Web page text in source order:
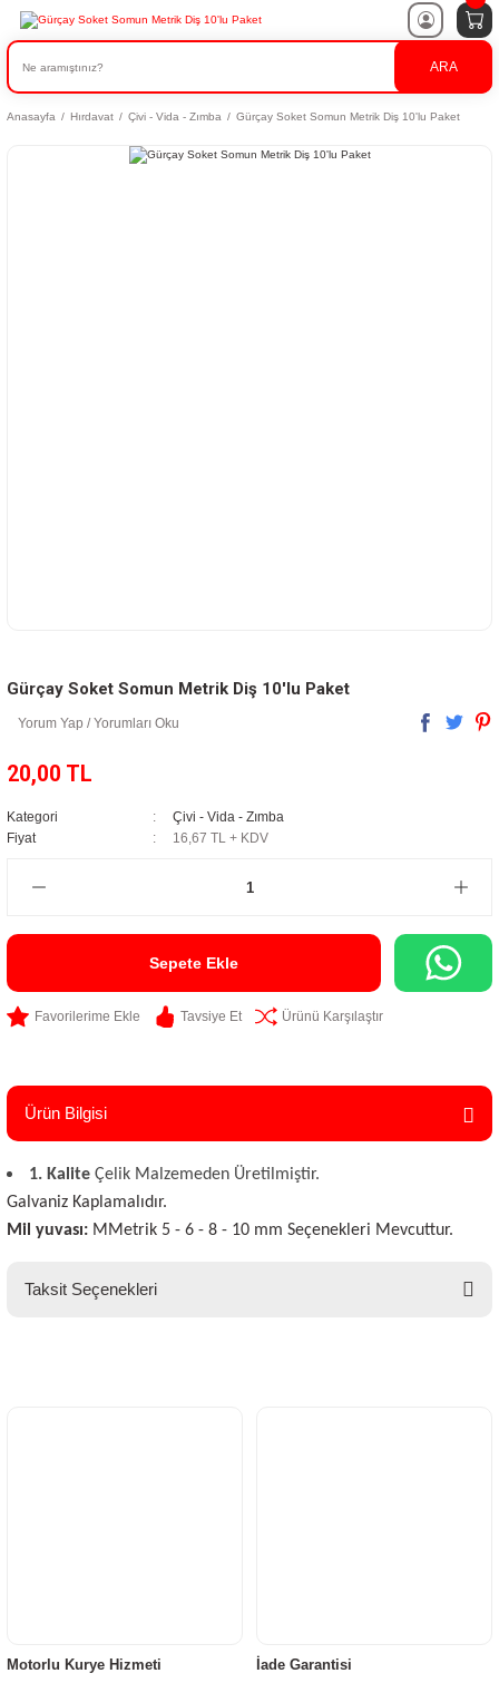
ARA
Anasayfa Hırdavat Çivi - Vida - Zımba Gürçay Soket Somun Metrik Diş 10'lu Paket
Gürçay Soket Somun Metrik Diş 10'lu Paket
Yorum Yap / Yorumları Oku
20,00 TL
Kategori
Çivi - Vida - Zımba
Fiyat
16,67 TL + KDV
Sepete Ekle
Tavsiye Et Ürünü Karşılaştır
Ürün Bilgisi
1. Kalite Çelik Malzemeden Üretilmiştir.
Galvaniz Kaplamalıdır.
Mil yuvası: MMetrik 5 - 6 - 8 - 10 mm Seçenekleri Mevcuttur.
Taksit Seçenekleri
Motorlu Kurye Hizmeti İade Garantisi